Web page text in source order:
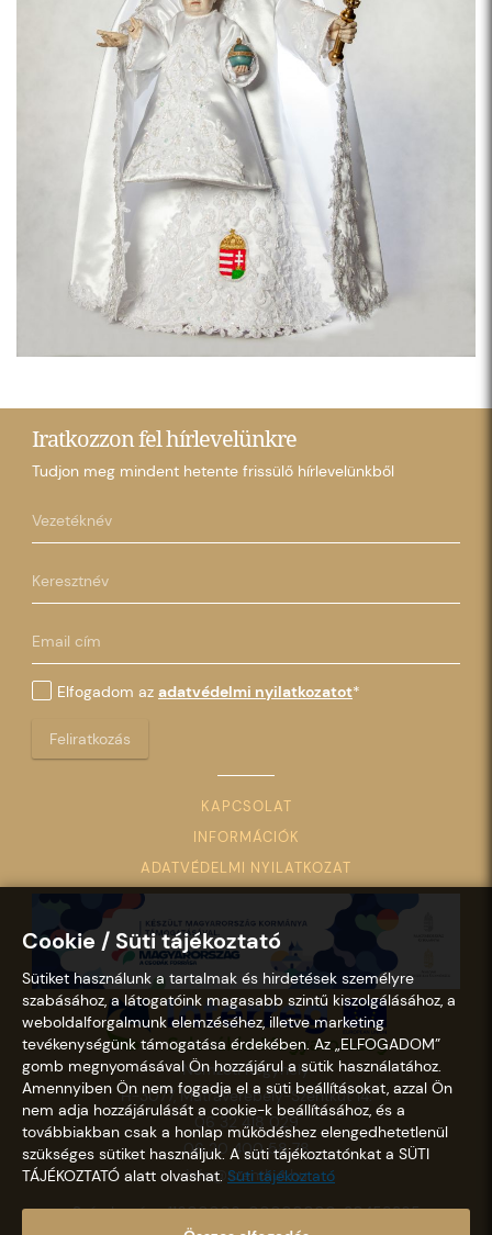
Iratkozzon fel hírlevelünkre
Tudjon meg mindent hetente frissülő hírlevelünkből
Elfogadom az adatvédelmi nyilatkozatot*
Feliratkozás
KAPCSOLAT
INFORMÁCIÓK
ADATVÉDELMI NYILATKOZAT
Nemzeti Kegyhely
H-3077, Mátraverebély-Szentkút 14.
06 32 418 029
06 20 400 58 78
info@szentkut.hu
Számlaszám: 11600006-00000000-30458365
Cookie / Süti tájékoztató
Sütiket használunk a tartalmak és hirdetések személyre
szabásához, a látogatóink magasabb szintű kiszolgálásához, a
weboldalforgalmunk elemzéséhez, illetve marketing
tevékenységünk támogatása érdekében. Az „ELFOGADOM”
gomb megnyomásával Ön hozzájárul a sütik használatához.
Amennyiben Ön nem fogadja el a süti beállításokat, azzal Ön
nem adja hozzájárulását a cookie-k beállításához, és a
továbbiakban csak a honlap működéshez elengedhetetlenül
szükséges sütiket használjuk. A süti tájékoztatónkat a SÜTI
TÁJÉKOZTATÓ alatt olvashat. Süti tájékoztató